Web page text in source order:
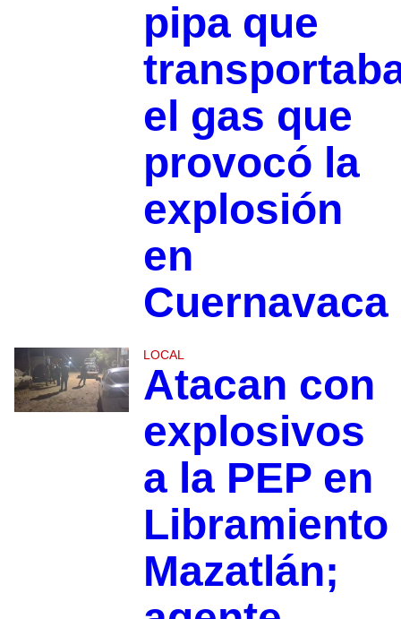
pipa que
el gas que
provocó la
explosión
en
Cuernavaca
LOCAL
Atacan con
explosivos
a la PEP en
Libramiento
Mazatlán;